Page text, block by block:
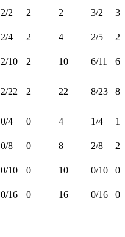
2/2 2 2 3/2 3
2/4 2 4 2/5 2
2/10 2 10 6/11 6
2/22 2 22 8/23 8
0/4 0 4 1/4 1
0/8 0 8 2/8 2
0/10 0 10 0/10 0
0/16 0 16 0/16 0